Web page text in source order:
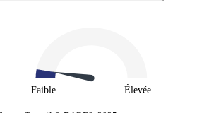
Faible Élevée